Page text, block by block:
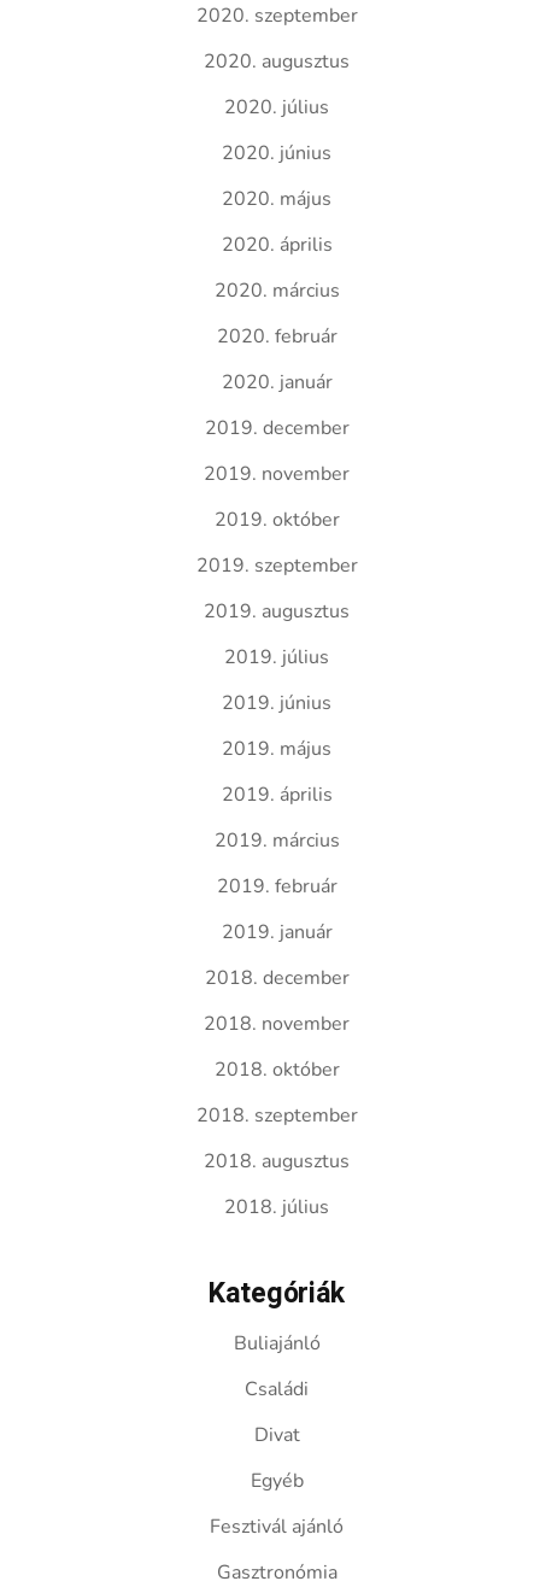
2020. szeptember
2020. augusztus
2020. július
2020. június
2020. május
2020. április
2020. március
2020. február
2020. január
2019. december
2019. november
2019. október
2019. szeptember
2019. augusztus
2019. július
2019. június
2019. május
2019. április
2019. március
2019. február
2019. január
2018. december
2018. november
2018. október
2018. szeptember
2018. augusztus
2018. július
Kategóriák
Buliajánló
Családi
Divat
Egyéb
Fesztivál ajánló
Gasztronómia